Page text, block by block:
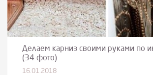
Делаем карниз своими руками по
(34 фото)
16.01.2018